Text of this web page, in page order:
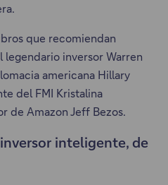
que recomiendan
inversor Warren
americana Hillary
del FMI Kristalina
de Amazon Jeff Bezos.
inteligente, de